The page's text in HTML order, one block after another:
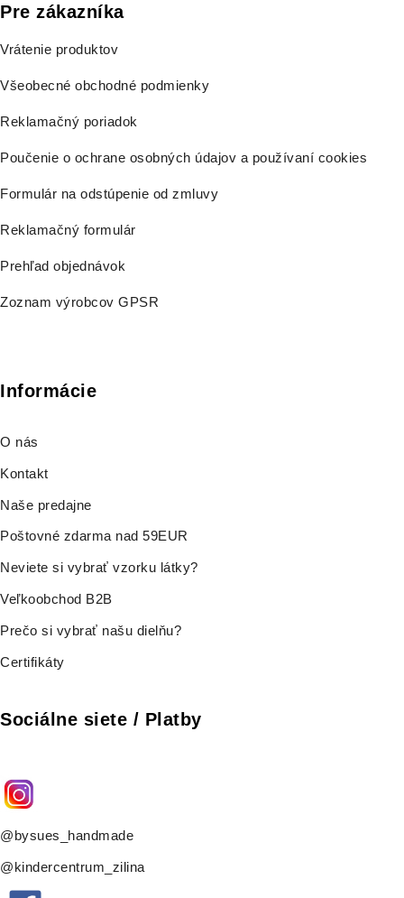
Pre zákazníka
Vrátenie produktov
Všeobecné obchodné podmienky
Reklamačný poriadok
Poučenie o ochrane osobných údajov a používaní cookies
Formulár na odstúpenie od zmluvy
Reklamačný formulár
Prehľad objednávok
Zoznam výrobcov GPSR
Informácie
O nás
Kontakt
Naše predajne
Poštovné zdarma nad 59EUR
Neviete si vybrať vzorku látky?
Veľkoobchod B2B
Prečo si vybrať našu dielňu?
Certifikáty
Sociálne siete / Platby
@bysues_handmade
@kindercentrum_zilina